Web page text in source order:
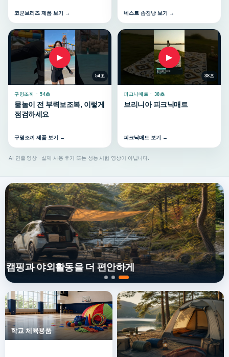
코쿤브리즈 제품 보기 → 네스트 솜침낭 보기 →
▶
54초
구명조끼 · 54초
물놀이 전 부력보조복, 이렇게
점검하세요
구명조끼 제품 보기 →
▶
38초
피크닉매트 · 38초
브리니아 피크닉매트
피크닉매트 보기 →
AI 연출 영상 · 실제 사용 후기 또는 성능 시험 영상이 아닙니다.